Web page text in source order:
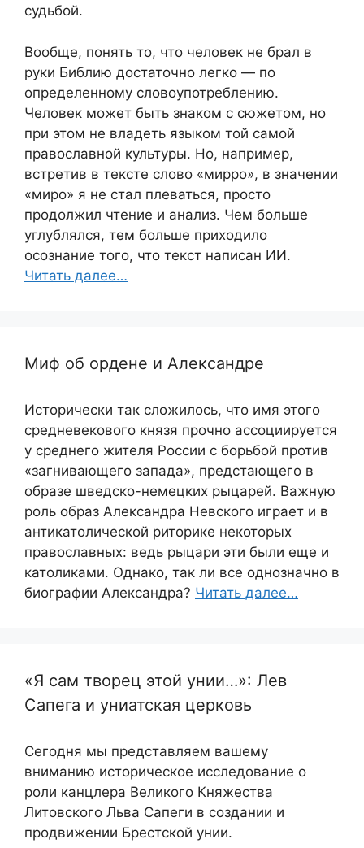
судьбой.
Вообще, понять то, что человек не брал в
руки Библию достаточно легко — по
определенному словоупотреблению.
Человек может быть знаком с сюжетом, но
при этом не владеть языком той самой
православной культуры. Но, например,
встретив в тексте слово «мирро», в значении
«миро» я не стал плеваться, просто
продолжил чтение и анализ. Чем больше
углублялся, тем больше приходило
осознание того, что текст написан ИИ.
Читать далее…
Миф об ордене и Александре
Исторически так сложилось, что имя этого
средневекового князя прочно ассоциируется
у среднего жителя России с борьбой против
«загнивающего запада», предстающего в
образе шведско-немецких рыцарей. Важную
роль образ Александра Невского играет и в
антикатолической риторике некоторых
православных: ведь рыцари эти были еще и
католиками. Однако, так ли все однозначно в
биографии Александра? Читать далее…
«Я сам творец этой унии…»: Лев
Сапега и униатская церковь
Сегодня мы представляем вашему
вниманию историческое исследование о
роли канцлера Великого Княжества
Литовского Льва Сапеги в создании и
продвижении Брестской унии.